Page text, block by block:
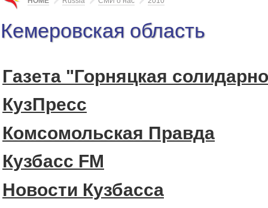
Кемеровская область
Газета "Горняцкая
КузПресс
Комсомольская Правда
Кузбасс FM
Новости Кузбасса